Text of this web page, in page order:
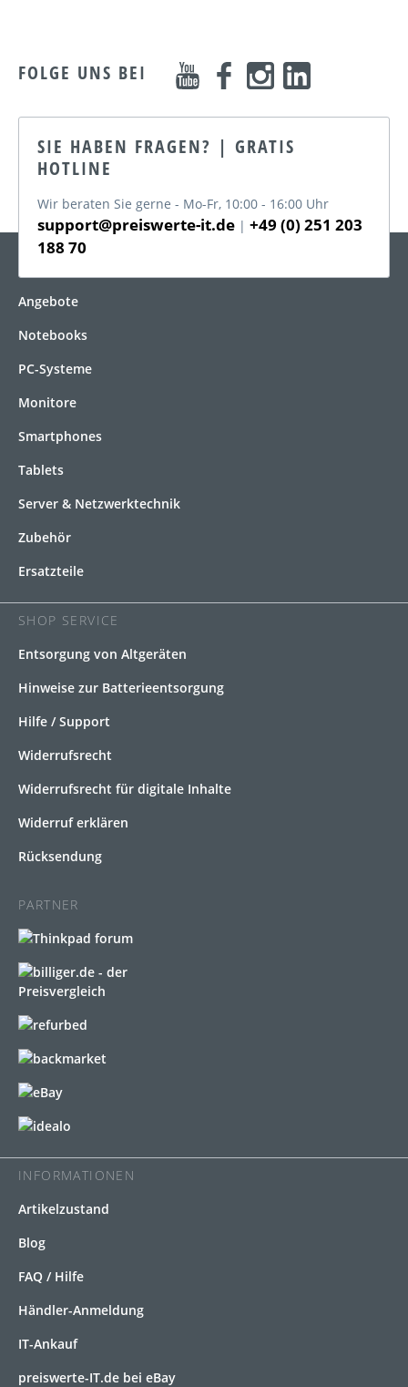
FOLGE UNS BEI
SIE HABEN FRAGEN? | GRATIS
HOTLINE
Wir beraten Sie gerne - Mo-Fr, 10:00 - 16:00 Uhr
support@preiswerte-it.de | +49 (0) 251 203
188 70
Angebote
Notebooks
PC-Systeme
Monitore
Smartphones
Tablets
Server & Netzwerktechnik
Zubehör
Ersatzteile
SHOP SERVICE
Entsorgung von Altgeräten
Hinweise zur Batterieentsorgung
Hilfe / Support
Widerrufsrecht
Widerrufsrecht für digitale Inhalte
Widerruf erklären
Rücksendung
PARTNER
INFORMATIONEN
Artikelzustand
Blog
FAQ / Hilfe
Händler-Anmeldung
IT-Ankauf
preiswerte-IT.de bei eBay